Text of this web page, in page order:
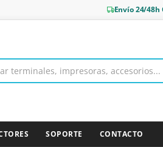
Envío 24/48h
SOPORTE CONTACTO